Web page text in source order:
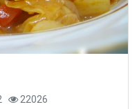
22026